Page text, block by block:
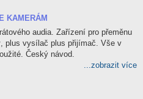
KAMERÁM
audia. Zařízení pro přeměnu
plus vysílač plus přijímač. Vše v
Český návod.
...zobrazit více